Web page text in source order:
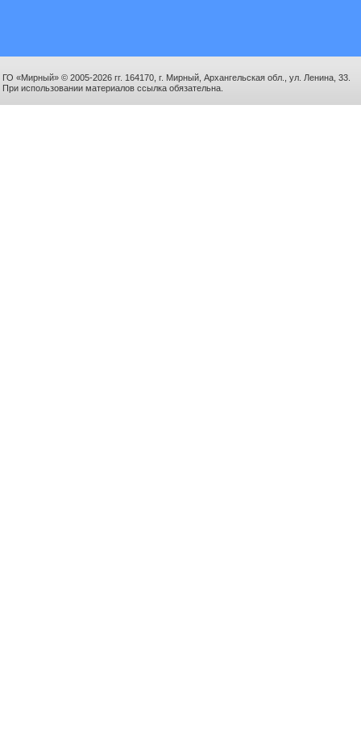
ГО «Мирный» © 2005-2026 гг. 164170, г. Мирный, Архангельская обл., ул. Ленина, 33.
При использовании материалов ссылка обязательна.